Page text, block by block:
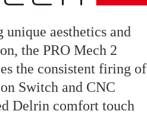
unique aesthetics and
the PRO Mech 2
the consistent firing of
Switch and CNC
Delrin comfort touch